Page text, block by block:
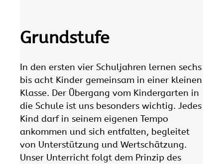
Grundstufe
In den ersten vier Schuljahren lernen sechs
bis acht Kinder gemeinsam in einer kleinen
Klasse. Der Übergang vom Kindergarten in
die Schule ist uns besonders wichtig. Jedes
Kind darf in seinem eigenen Tempo
ankommen und sich entfalten, begleitet
von Unterstützung und Wertschätzung.
Unser Unterricht folgt dem Prinzip des